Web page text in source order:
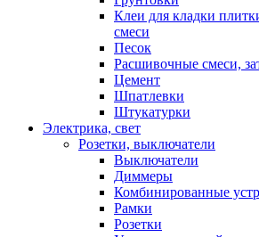
Клеи для кладки
смеси
Песок
Расшивочные смеси,
Цемент
Шпатлевки
Штукатурки
Электрика, свет
Розетки, выключатели
Выключатели
Диммеры
Комбинированные
Рамки
Розетки